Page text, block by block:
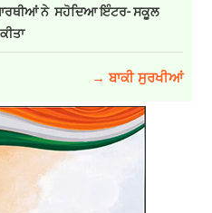
ਨੇ ਸਹੋਦਿਆ ਇੰਟਰ- ਸਕੂਲ
→ ਬਾਕੀ ਸੁਰਖੀਆਂ